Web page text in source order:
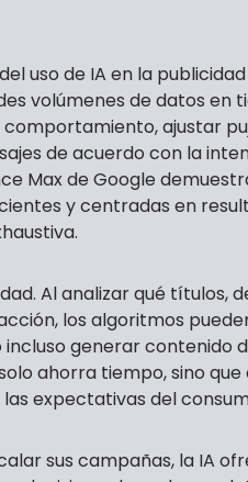
uso de IA en la
volúmenes de datos en
ajustar
de acuerdo con la
Max de Google
y centradas en
Al analizar qué títulos,
los algoritmos
generar contenido
ahorra tiempo, sino
expectativas del
sus campañas, la IA